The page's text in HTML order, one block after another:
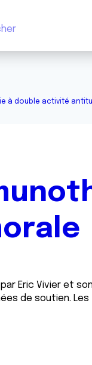
à double activité
Eric Vivier et
de soutien.